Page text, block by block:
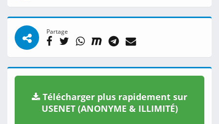
Partage
Télécharger plus rapidement sur
USENET (ANONYME & ILLIMITÉ)